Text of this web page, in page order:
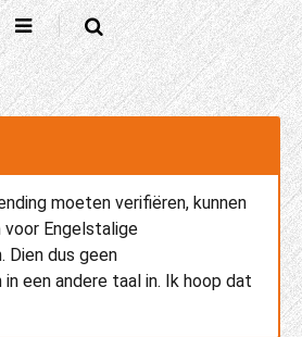
moeten verifiëren, kunnen
Engelstalige
Dien dus geen
een andere taal in. Ik hoop dat